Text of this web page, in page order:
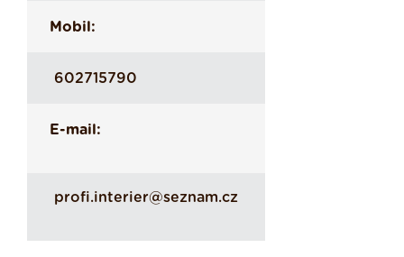
Mobil:
602715790
E-mail:
profi.interier@seznam.cz